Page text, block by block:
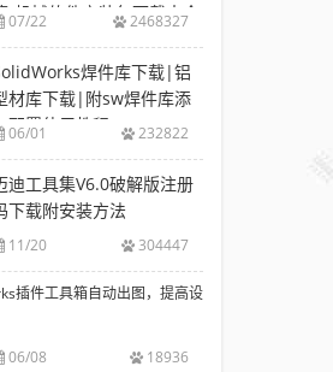
-机械软件安装包下载大全
07/22 2468327
焊件库下载|铝
材库下载|附sw焊件库添
配置使用教程
06/01 232822
迪工具集V6.0破解版注册
下载附安装方法
11/20 304447
06/08 18936